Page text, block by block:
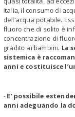
Italia, il consumo di
dell’acqua potabile.
fluoro che di solito è
concentrazione di
gradito ai bambini. La
sistemica è
anni e costituisce
- E’ possibile
anni adeguando la